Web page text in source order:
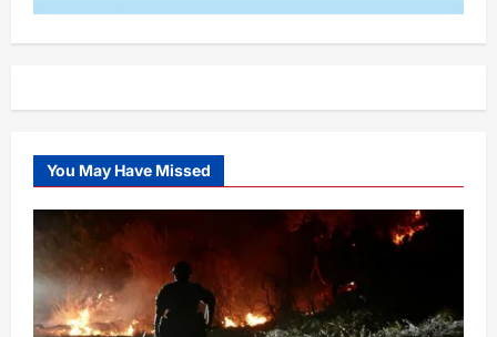
You May Have Missed